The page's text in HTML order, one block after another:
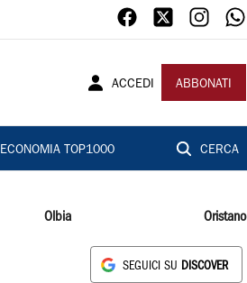
ACCEDI ABBONATI
ECONOMIA TOP1000 CERCA
Olbia Oristano
SEGUICI SU DISCOVER